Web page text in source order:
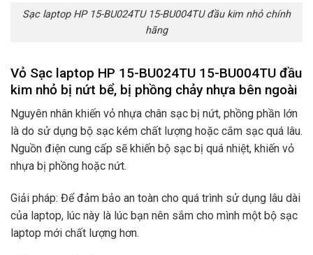
Sạc laptop HP 15-BU024TU 15-BU004TU đầu kim nhỏ chính
hãng
Vỏ Sạc laptop HP 15-BU024TU 15-BU004TU đầu
kim nhỏ bị nứt bể, bị phồng chảy nhựa bên ngoài
Nguyên nhân khiến vỏ nhựa chân sạc bị nứt, phồng phần lớn
là do sử dụng bộ sạc kém chất lượng hoặc cắm sạc quá lâu.
Nguồn điện cung cấp sẽ khiến bộ sạc bị quá nhiệt, khiến vỏ
nhựa bị phồng hoặc nứt.
Giải pháp: Để đảm bảo an toàn cho quá trình sử dụng lâu dài
của laptop, lúc này là lúc bạn nên sắm cho mình một bộ sạc
laptop mới chất lượng hơn.